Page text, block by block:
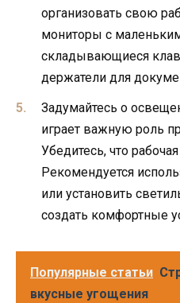
организовать свою
мониторы с
складывающиеся
держатели для
Задумайтесь о
играет важную роль
Убедитесь, что
Рекомендуется
или установить
создать комфортные
Популярные статьи
вкусные угощения